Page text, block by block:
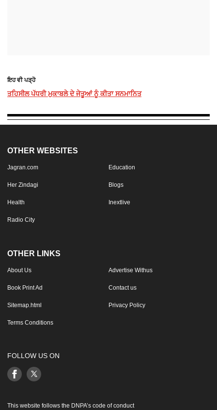
ਇਹ ਵੀ ਪੜ੍ਹੋ
ਤਹਿਸੀਲ ਪੱਧਰੀ ਮੁਕਾਬਲੇ ਦੇ ਜੇਤੂਆਂ ਨੂੰ ਕੀਤਾ ਸਨਮਾਨਿਤ
OTHER WEBSITES
Jagran.com Education
Her Zindagi Blogs
Health Inextlive
Radio City
OTHER LINKS
About Us Advertise Withus
Book Print Ad Contact us
Sitemap.html Privacy Policy
Terms Conditions
FOLLOW US ON
This website follows the DNPA’s code of conduct